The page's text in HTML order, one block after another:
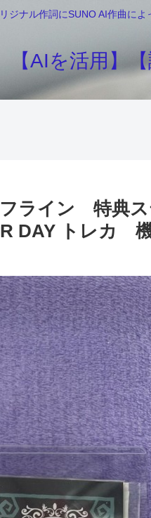
ナル作詞にSUNO AI作曲に
【AIを活用】
フライン 特典
DAY トレカ